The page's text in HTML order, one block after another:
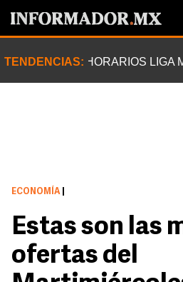
TENDENCIAS: HORARIOS LIGA
ECONOMÍA
Estas son las
ofertas del